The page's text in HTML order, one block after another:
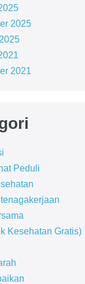
2025
2021
Peduli
Kesehatan Gratis)